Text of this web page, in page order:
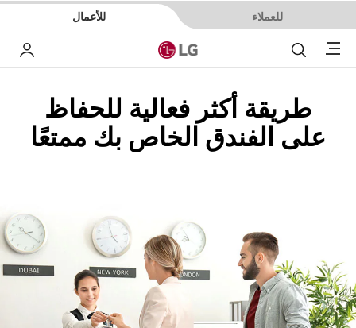
للعملاء للأعمال
Menu
طريقة أكثر فعالية للحفاظ
على الفندق الخاص بك ممتعًا